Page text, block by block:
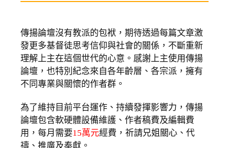
傳揚論壇沒有教派的包袱，期待透過每篇文章激
發更多基督徒思考信仰與社會的關係，不斷重新
理解上主在這個世代的心意。感謝上主使用傳揚
論壇，也特別紀念來自各年齡層、各宗派，擁有
不同專業與關懷的作者群。
為了維持目前平台運作、持續發揮影響力，傳揚
論壇包含軟硬體設備維護、作者稿費及編輯費
用，每月需要15萬元經費，祈請兄姐關心、代
禱、推廣及奉獻。